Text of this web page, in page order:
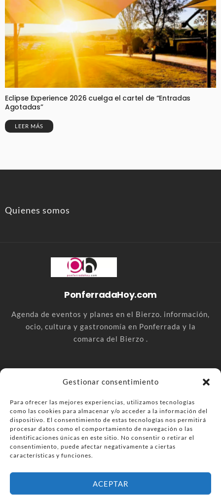
Gestionar consentimiento
Para ofrecer las mejores experiencias, utilizamos tecnologías
como las cookies para almacenar y/o acceder a la información del
dispositivo. El consentimiento de estas tecnologías nos permitirá
procesar datos como el comportamiento de navegación o las
identificaciones únicas en este sitio. No consentir o retirar el
consentimiento, puede afectar negativamente a ciertas
características y funciones.
ACEPTAR
Eclipse Experience 2026 cuelga el cartel de “Entradas
Agotadas”
LEER MÁS
Quienes somos
PonferradaHoy.com
Agenda de eventos y planes en el Bierzo. información,
ocio, cultura y gastronomía en Ponferrada y la
comarca del Bierzo .
comarca del Bierzo
Anúnciate
Más información sobre las cookies
Envía tu negocio
Contacta Política de privacidad